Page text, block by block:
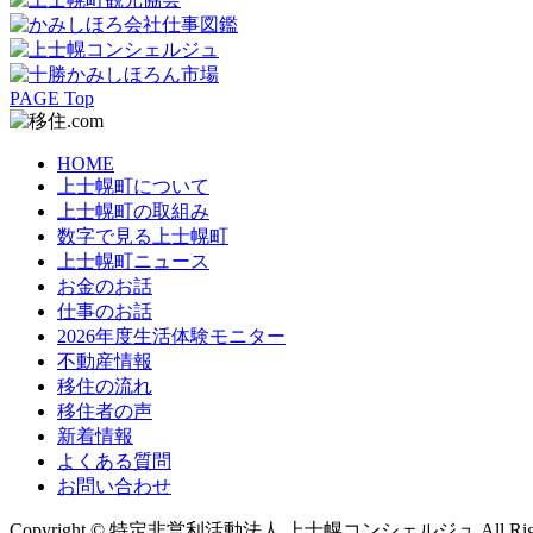
PAGE Top
HOME
上士幌町について
上士幌町の取組み
数字で見る上士幌町
上士幌町ニュース
お金のお話
仕事のお話
2026年度生活体験モニター
不動産情報
移住の流れ
移住者の声
新着情報
よくある質問
お問い合わせ